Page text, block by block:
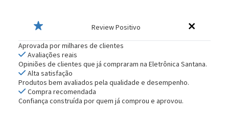
Review Positivo
Aprovada por milhares de clientes
Avaliações reais
Opiniões de clientes que já compraram na Eletrônica Santana.
Alta satisfação
Produtos bem avaliados pela qualidade e desempenho.
Compra recomendada
Confiança construída por quem já comprou e aprovou.